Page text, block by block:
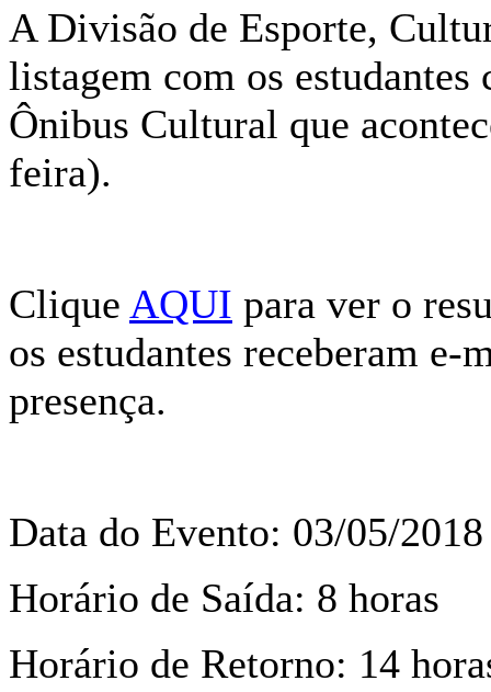
A Divisão de Esporte,
listagem com os estudantes
Ônibus Cultural que
feira).
Clique AQUI para ver o
os estudantes receberam
presença.
Data do Evento: 03/05/2018
Horário de Saída: 8 horas
Horário de Retorno: 14